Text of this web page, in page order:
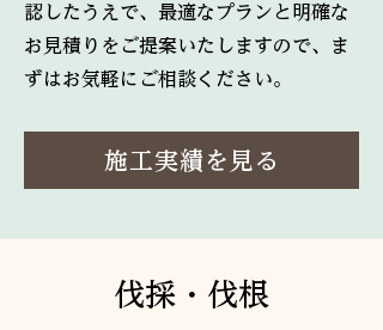
認したうえで、最適なプランと明確な
お見積りをご提案いたしますので、ま
ずはお気軽にご相談ください。
施工実績を見る
伐採・伐根